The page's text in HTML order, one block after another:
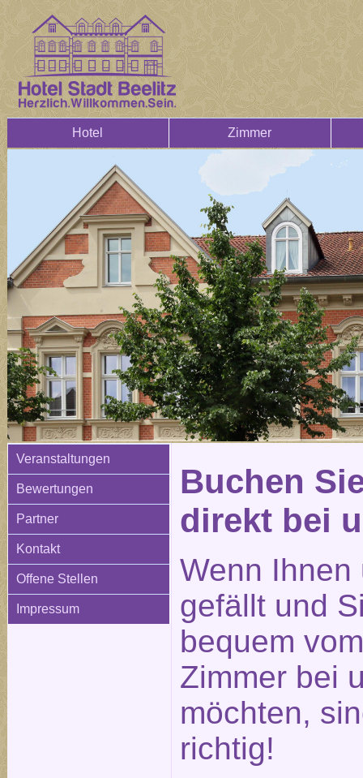
Hotel Zimmer
Veranstaltungen
Bewertungen
Partner
Kontakt
Offene Stellen
Impressum
Buchen
direkt bei
Wenn Ihnen
gefällt und
bequem
Zimmer bei
möchten,
richtig!